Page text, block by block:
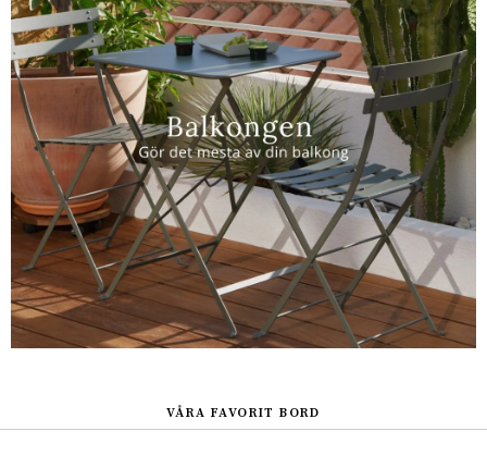
VÅRA FAVORIT BORD